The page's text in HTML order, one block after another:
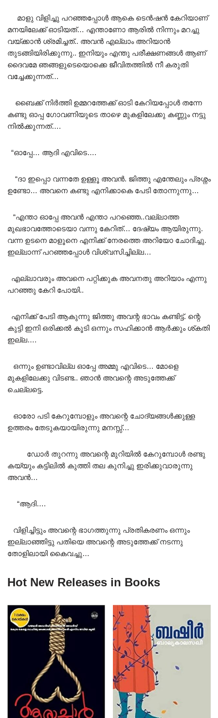
മാളു വിളിച്ചു പറഞ്ഞപ്പോൾ ആകെ ടെൻഷൻ കേറിയാണ്
മനയിലേക്ക് ഓടിയത്… എന്താണോ ആരിൽ നിന്നും മറച്ചു
വയ്ക്കാൻ ശ്രമിച്ചത്.. അവൻ എല്ലാം അറിയാൻ
തുടങ്ങിയിരിക്കുന്നു.. ഇനിയും എന്തു പരീക്ഷണങ്ങൾ ആണ്
ദൈവമേ ഞങ്ങളുടെയൊക്കെ ജീവിതത്തിൽ നീ കരുതി
വച്ചേക്കുന്നത്…
ബൈക്ക് നിർത്തി ഉമ്മറത്തേക്ക് ഓടി കേറിയപ്പോൾ തന്നേ
കണ്ടു ഓപ്പ ഗോവണിയുടെ താഴെ മുകളിലേക്കു കണ്ണും നട്ടു
നിൽക്കുന്നത്….
“ഓപ്പേ… ആദി എവിടെ….
“ദാ ഇപ്പൊ വന്നതേ ഉള്ളൂ അവൻ. ജിത്തു എന്തേലും പ്രശ്നം
ഉണ്ടോ… അവനെ കണ്ടു എനിക്കാകെ പേടി തോന്നുന്നു…
“എന്താ ഓപ്പേ അവൻ എന്താ പറഞ്ഞെ..വല്ലാത്ത
മുഖഭാവത്തോടെയാ വന്നു കേറിത്… ദേഷ്യം ആയിരുന്നു.
വന്ന ഉടനെ മാളൂനെ എനിക്ക് നേരത്തെ അറിയോ ചോദിച്ചു.
ഇല്ലാന്ന് പറഞ്ഞപ്പോൾ വിശ്വസിച്ചില്ല…
എല്ലാവരും അവനെ പറ്റിക്കുക അവനതു അറിയാം എന്നു
പറഞ്ഞു കേറി പോയി..
എനിക്ക് പേടി ആകുന്നു ജിത്തു അവന്റ ഭാവം കണ്ടിട്ട്. ന്റെ
കുട്ടി ഇനി ഒരിക്കൽ കൂടി ഒന്നും സഹിക്കാൻ ആർക്കും ശ്കതി
ഇല്ല….
ഒന്നും ഉണ്ടാവില്ല ഓപ്പേ അമ്മു എവിടെ… മോളെ
മുകളിലേക്കു വിടണ്ട.. ഞാൻ അവന്റെ അടുത്തേക്ക്
ചെല്ലട്ടെ.
ഓരോ പടി കേറുമ്പോളും അവന്റെ ചോദ്യങ്ങൾക്കുള്ള
ഉത്തരം തേടുകയായിരുന്നു മനസ്സ്…
ഡോർ തുറന്നു അവന്റെ മുറിയിൽ കേറുമ്പോൾ രണ്ടു
കയ്യും കട്ടിലിൽ കുത്തി തല കുനിച്ചു ഇരിക്കുവാരുന്നു
അവൻ…
“ആദി….
വിളിച്ചിട്ടും അവന്റെ ഭാഗത്തുന്നു പ്രതികരണം ഒന്നും
ഇല്ലാഞ്ഞിട്ടു പതിയെ അവന്റെ അടുത്തേക്ക് നടന്നു
തോളിലായി കൈവച്ചു…
Hot New Releases in Books